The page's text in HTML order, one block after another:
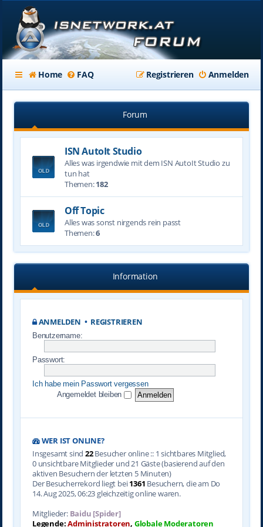
Home FAQ Anmelden
Registrieren
Forum
ISN AutoIt Studio
Alles was irgendwie mit dem ISN AutoIt Studio zu
tun hat
Themen:182
Off Topic
Alles was sonst nirgends rein passt
Themen:6
Information
ANMELDEN • REGISTRIEREN
Benutzername:
Passwort:
Ich habe mein Passwort vergessen
Angemeldet bleiben
WER IST ONLINE?
Insgesamt sind 22Besucher online :: 1 sichtbares Mitglied,
0 unsichtbare Mitglieder und 21 Gäste (basierend auf den
aktiven Besuchern der letzten 5 Minuten)
Der Besucherrekord liegt bei1361 Besuchern, die am Do
14. Aug 2025, 06:23 gleichzeitig online waren.
Mitglieder: Baidu [Spider]
Legende:Administratoren, Globale Moderatoren